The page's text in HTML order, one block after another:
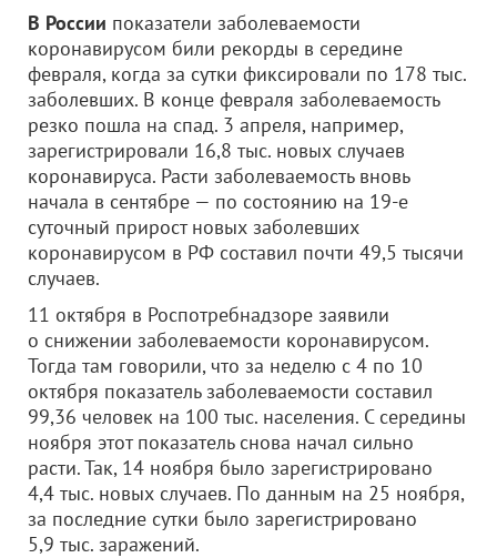
В России показатели заболеваемости
коронавирусом били рекорды в середине
февраля, когда за сутки фиксировали по 178 тыс.
заболевших. В конце февраля заболеваемость
резко пошла на спад. 3 апреля, например,
зарегистрировали 16,8 тыс. новых случаев
коронавируса. Расти заболеваемость вновь
начала в сентябре — по состоянию на 19-е
суточный прирост новых заболевших
коронавирусом в РФ составил почти 49,5 тысячи
случаев.
11 октября в Роспотребнадзоре заявили
о снижении заболеваемости коронавирусом.
Тогда там говорили, что за неделю с 4 по 10
октября показатель заболеваемости составил
99,36 человек на 100 тыс. населения. С середины
ноября этот показатель снова начал сильно
расти. Так, 14 ноября было зарегистрировано
4,4 тыс. новых случаев. По данным на 25 ноября,
за последние сутки было зарегистрировано
5,9 тыс. заражений.